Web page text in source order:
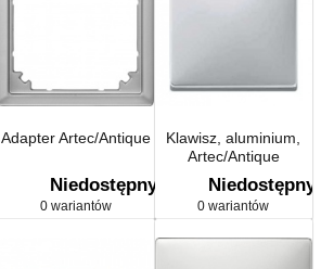
Adapter Artec/Antique
Niedostępny
0 wariantów
Klawisz, aluminium,
Artec/Antique
Niedostępny
0 wariantów